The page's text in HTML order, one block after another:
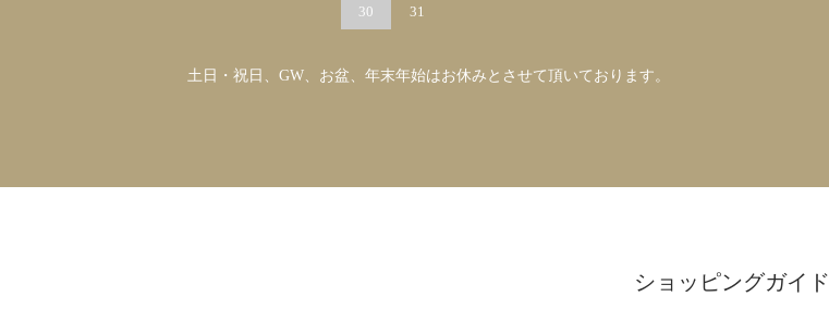
30 31
土日・祝日、GW、お盆、年末年始はお休みとさせて頂いております。
ショッピングガイド